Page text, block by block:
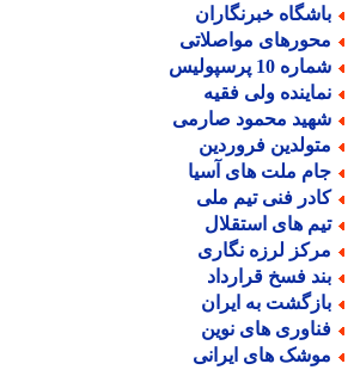
خبرنگاران
مواصلاتی
10 پرسپولیس
ولی فقیه
محمود صارمی
فروردین
ملت های آسیا
فنی تیم ملی
های استقلال
لرزه نگاری
فسخ قرارداد
به ایران
های نوین
های ایرانی